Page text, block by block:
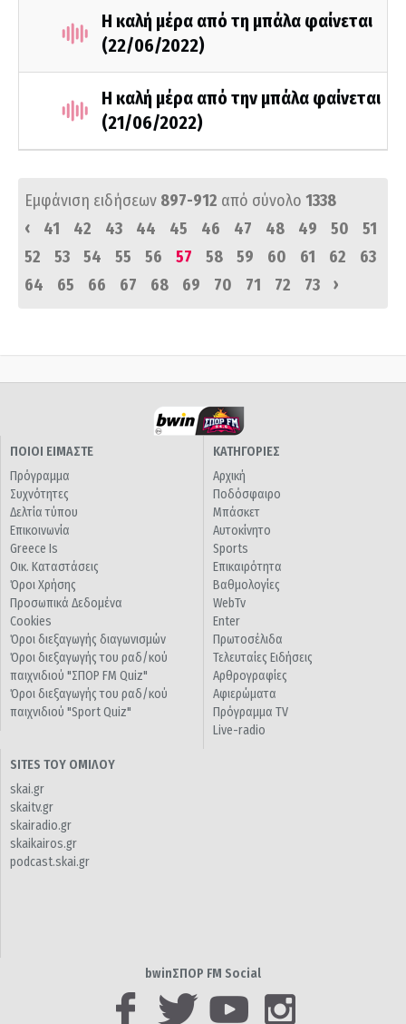
Η καλή μέρα από τη μπάλα φαίνεται
(22/06/2022)
Η καλή μέρα από την μπάλα φαίνεται
(21/06/2022)
Εμφάνιση ειδήσεων 897-912 από σύνολο 1338
‹
41 42 43 44 45 46 47 48 49 50
51
52
53 54 55 56 57 58 59 60 61 62
63
64
65 66 67 68 69 70 71 72 73 ›
ΠΟΙΟΙ ΕΙΜΑΣΤΕ
Πρόγραμμα
Συχνότητες
Δελτία τύπου
Επικοινωνία
Greece Is
Οικ. Καταστάσεις
Όροι Χρήσης
Προσωπικά Δεδομένα
Cookies
Όροι διεξαγωγής διαγωνισμών
Όροι διεξαγωγής του ραδ/κού
παιχνιδιού "ΣΠΟΡ FM Quiz"
Όροι διεξαγωγής του ραδ/κού
παιχνιδιού "Sport Quiz"
ΚΑΤΗΓΟΡΙΕΣ
Αρχική
Ποδόσφαιρο
Μπάσκετ
Αυτοκίνητο
Sports
Επικαιρότητα
Βαθμολογίες
WebTv
Enter
Πρωτοσέλιδα
Τελευταίες Ειδήσεις
Αρθρογραφίες
Αφιερώματα
Πρόγραμμα TV
Live-radio
SITES ΤΟΥ ΟΜΙΛΟΥ
skai.gr
skaitv.gr
skairadio.gr
skaikairos.gr
podcast.skai.gr
bwinΣΠΟΡ FM Social